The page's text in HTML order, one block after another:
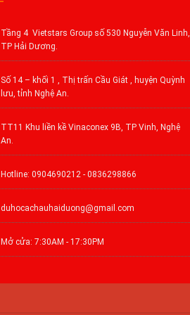
Tầng 4 Vietstars Group số 530 Nguyễn Văn Linh,
TP Hải Dương.
Số 14 – khối 1 , Thị trấn Cầu Giát , huyện Quỳnh
lưu, tỉnh Nghệ An.
TT11 Khu liền kề Vinaconex 9B, TP Vinh, Nghệ
An.
Hotline: 0904690212 - 0836298866
duhocachauhaiduong@gmail.com
Mở cửa: 7:30AM - 17:30PM